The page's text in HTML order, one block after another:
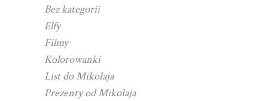
Bez kategorii
Elfy
Filmy
Kolorowanki
List do Mikołaja
Prezenty od Mikołaja